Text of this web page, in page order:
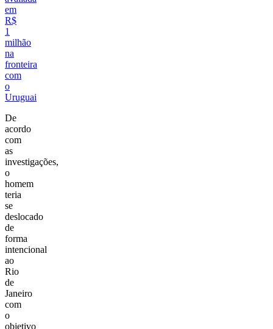
em
R$
1
milhão
na
fronteira
com
o
Uruguai
De
acordo
com
as
investigações,
o
homem
teria
se
deslocado
de
forma
intencional
ao
Rio
de
Janeiro
com
o
objetivo